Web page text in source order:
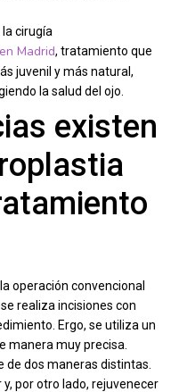
cirugía
Madrid, tratamiento que
juvenil y más natural,
la salud del ojo.
existen
operación convencional
realiza incisiones con
Ergo, se utiliza un
manera muy precisa.
de dos maneras distintas.
por otro lado, rejuvenecer